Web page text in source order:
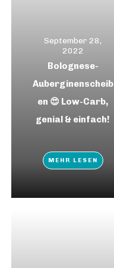
September 28,
2022
Bolognese-
Auberginenscheib
en 😍 Low-Carb,
genial & einfach!
MEHR LESEN